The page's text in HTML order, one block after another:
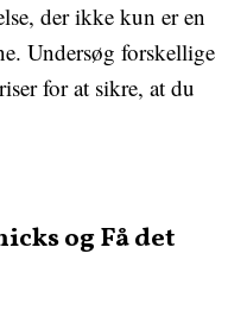
der ikke kun er en
Undersøg forskellige
for at sikre, at du
og Få det